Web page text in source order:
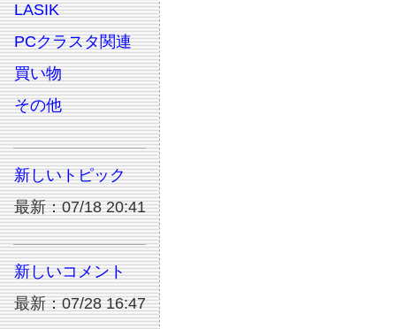
LASIK
PCクラスタ関連
買い物
その他
新しいトピック
最新：07/18 20:41
新しいコメント
最新：07/28 16:47